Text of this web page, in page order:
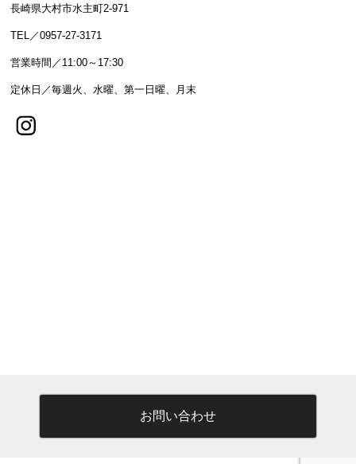
長崎県大村市水主町2-971
TEL／0957-27-3171
営業時間／11:00～17:30
定休日／毎週火、水曜、第一日曜、月末
お問い合わせ